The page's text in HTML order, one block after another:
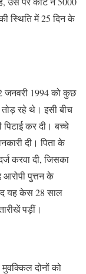
स्थिति में 25 दिन के
जनवरी 1994 को कुछ
रहे थे। इसी बीच
कर दी। बच्चे
दी। पिता के
करवा दी, जिसका
पुत्तन के
यह केस 28 साल
पड़ीं।
दोनों को